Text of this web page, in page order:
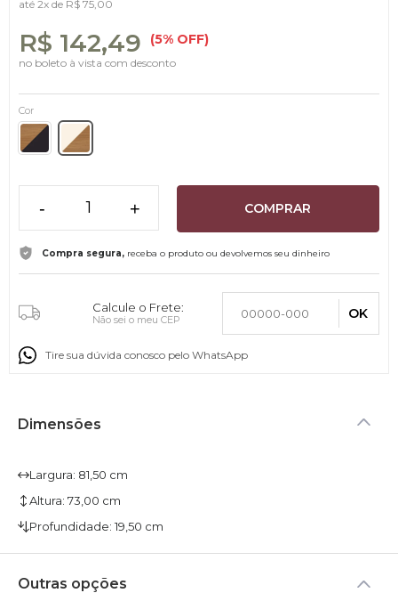
até 2x de R$ 75,00
R$ 142,49 (5% OFF)
no boleto à vista com desconto
Cor
- + COMPRAR
Compra segura, receba o produto ou devolvemos seu dinheiro
Calcule o Frete:
Não sei o meu CEP OK
Tire sua dúvida conosco pelo WhatsApp
Dimensões
Largura: 81,50 cm
Altura: 73,00 cm
Profundidade: 19,50 cm
Outras opções